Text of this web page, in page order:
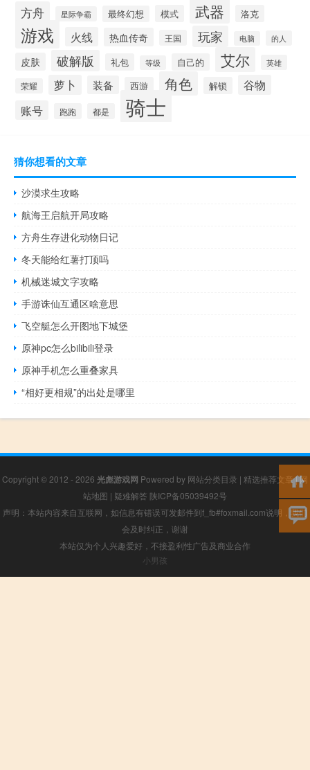
方舟 星际争霸 最终幻想 模式 武器 洛克
游戏 火线 热血传奇 王国 玩家 电脑 的人
皮肤 破解版 礼包 等级 自己的 艾尔 英雄
荣耀 萝卜 装备 西游 角色 解锁 谷物
账号 跑跑 都是 骑士
猜你想看的文章
沙漠求生攻略
航海王启航开局攻略
方舟生存进化动物日记
冬天能给红薯打顶吗
机械迷城文字攻略
手游诛仙互通区啥意思
飞空艇怎么开图地下城堡
原神pc怎么bilibili登录
原神手机怎么重叠家具
“相好更相规”的出处是哪里
Copyright © 2012 - 2026 光彪游戏网 Powered by 网站分类目录 | 精选推荐文章|网
站地图 | 疑难解答 陕ICP备05039492号
声明：本站内容来自互联网，如信息有错误可发邮件到f_fb#foxmail.com说明，我们
会及时纠正，谢谢
本站仅为个人兴趣爱好，不接盈利性广告及商业合作
小男孩